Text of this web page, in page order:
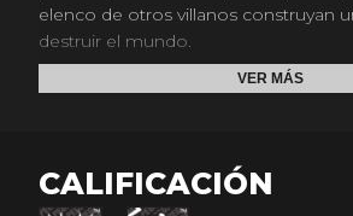
elenco de otros villanos construyan
destruir el mundo.
LEGO® Marvel Vengadores cuenta
como con contenidos basados en
Marvel como Capitán América: El
VER MÁS
CALIFICACIÓN